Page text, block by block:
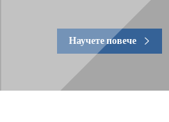
Научете повече